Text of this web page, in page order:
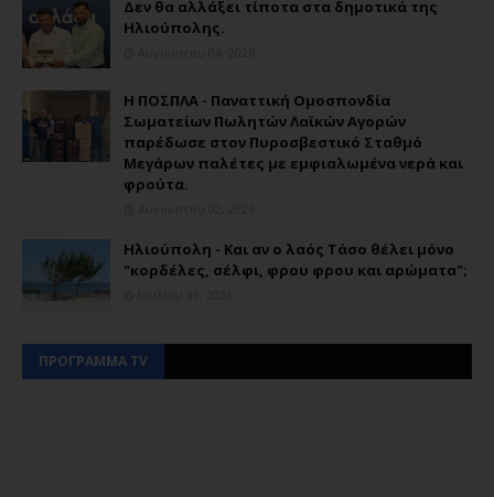
Δεν θα αλλάξει τίποτα στα δημοτικά της
Ηλιούπολης.
Η ΠΟΣΠΛΑ - Παναττική Ομοσπονδία
Σωματείων Πωλητών Λαϊκών Αγορών
παρέδωσε στον Πυροσβεστικό Σταθμό
Μεγάρων παλέτες με εμφιαλωμένα νερά και
φρούτα.
Ηλιούπολη - Και αν ο λαός Τάσο θέλει μόνο
"κορδέλες, σέλφι, φρου φρου και αρώματα";
ΠΡΟΓΡΑΜΜΑ TV